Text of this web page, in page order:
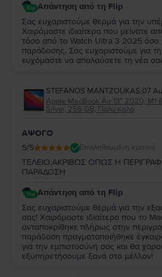
Απάντηση από τη Flip
Σας ευχαριστούμε θερμά για την
Χαιρόμαστε ιδιαίτερα που μείνατε
τόσο από το Watch Ultra 3 2025 όσο
παράδοσης. Σας ευχαριστούμε για
ευχόμαστε να απολαύσετε τη νέα
STEFANOS MANTZOUKAS,07
Apple MacBook Air 13″ 2020, M1
Silver, 256 GB, Πολύ καλό
ΑΨΟΓΟ
5/5 Επαληθευμένη κριτική
ΤΕΛΕΙΟ,ΑΚΡΙΒΩΣ ΟΠΩΣ Η
ΠΑΡΑΔΟΣΗ
Απάντηση από τη Flip
Σας ευχαριστούμε θερμά για την
σας! Χαιρόμαστε ιδιαίτερα που το
ανταποκρίθηκε πλήρως στην
παράδοση πραγματοποιήθηκε
για την εμπιστοσύνη σας και θα
εξυπηρετήσουμε ξανά στο μέλλον!